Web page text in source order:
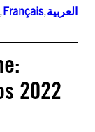
,Français,العربية
2022